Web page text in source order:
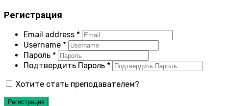
Регистрация
Email address *
Username *
Пароль *
Подтвердить Пароль *
Хотите стать преподавателем?
Регистрация